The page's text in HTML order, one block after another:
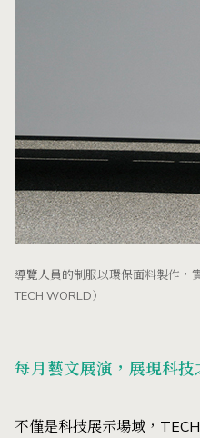
導覽人員的制服以環保面料製作，
TECH WORLD）
每月藝文展演，展現科
不僅是科技展示場域，